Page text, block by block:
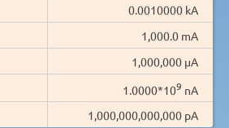
0.0010000 kA
1,000.0 mA
1,000,000 µA
1.0000*109 nA
1,000,000,000,000 pA